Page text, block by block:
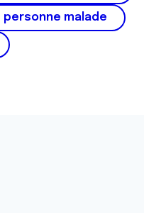
personne malade